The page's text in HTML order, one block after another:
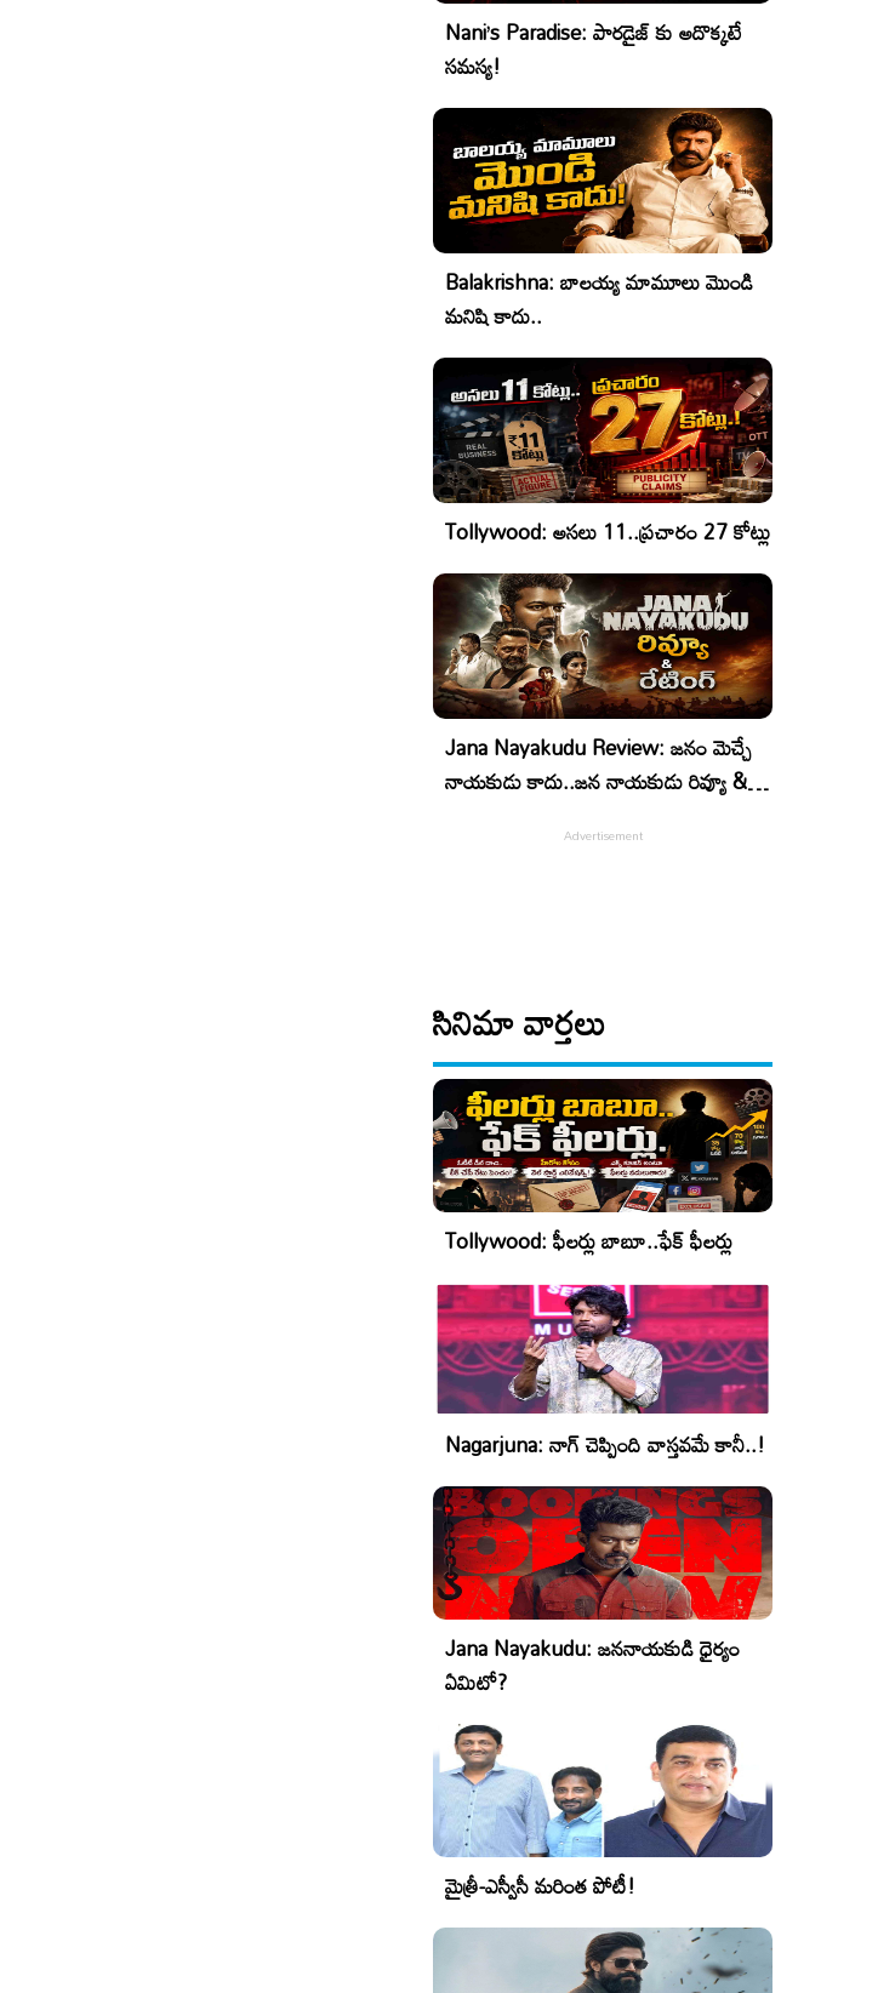
Nani’s Paradise: పారడైజ్ కు అదొక్కటే
సమస్య!
Balakrishna: బాలయ్య మామూలు మొండి
మనిషి కాదు..
Tollywood: అసలు 11..ప్రచారం 27 కోట్లు
Jana Nayakudu Review: జనం మెచ్చే
నాయకుడు కాదు..జన నాయకుడు రివ్యూ &
సినిమా వార్తలు
Tollywood: ఫీలర్లు బాబూ..ఫేక్ ఫీలర్లు
Nagarjuna: నాగ్ చెప్పింది వాస్తవమే కానీ..!
Jana Nayakudu: జననాయకుడి ధైర్యం
ఏమిటో?
మైత్రీ-ఎస్వీసీ మరింత పోటీ!